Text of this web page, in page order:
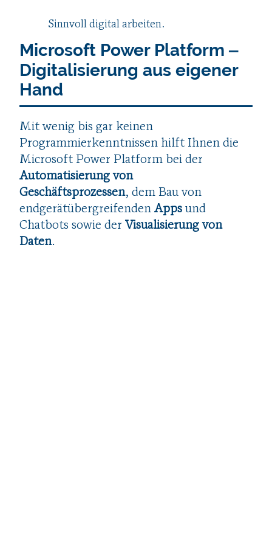
Sinnvoll digital arbeiten.
Microsoft Power Platform ‒
Digitalisierung aus eigener
Hand
Mit wenig bis gar keinen
Programmierkenntnissen hilft Ihnen die
Microsoft Power Platform bei der
Automatisierung von
Geschäftsprozessen, dem Bau von
endgerätübergreifenden Apps und
Chatbots sowie der Visualisierung von
Daten.